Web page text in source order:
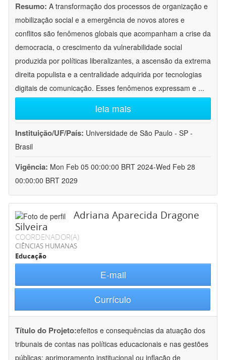
Resumo: A transformação dos processos de organização e
mobilização social e a emergência de novos atores e
conflitos são fenômenos globais que acompanham a crise da
democracia, o crescimento da vulnerabilidade social
produzida por políticas liberalizantes, a ascensão da extrema
direita populista e a centralidade adquirida por tecnologias
digitais de comunicação. Esses fenômenos expressam e ...
leia mais
Instituição/UF/País: Universidade de São Paulo - SP -
Brasil
Vigência: Mon Feb 05 00:00:00 BRT 2024-Wed Feb 28
00:00:00 BRT 2029
Adriana Aparecida Dragone
Silveira
COORDENADOR(A)
CIÊNCIAS HUMANAS
Educação
E-mail
Currículo
Título do Projeto:efeitos e consequências da atuação dos
tribunais de contas nas políticas educacionais e nas gestões
públicas: aprimoramento institucional ou inflação de